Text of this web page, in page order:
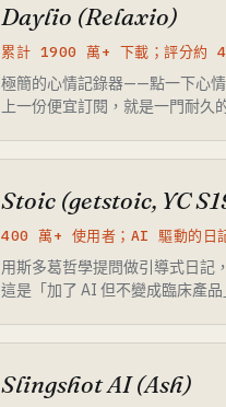
Daylio (Relaxio)
累計 1900 萬+ 下載；評分約
極簡的心情記錄器——點一下心
上一份便宜訂閱，就是一門耐久
Stoic (getstoic, YC
400 萬+ 使用者；AI 驅動的日
用斯多葛哲學提問做引導式日記
這是「加了 AI 但不變成臨床產品
Slingshot AI (Ash)